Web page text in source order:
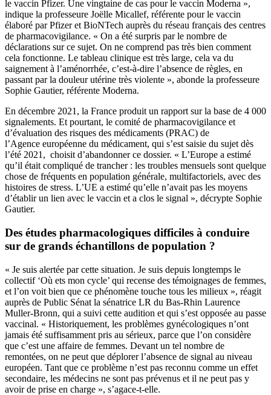
le vaccin Pfizer. Une vingtaine de cas pour le vaccin Moderna »,
indique la professeure Joëlle Micallef, référente pour le vaccin
élaboré par Pfizer et BioNTech auprès du réseau français des centres
de pharmacovigilance. « On a été surpris par le nombre de
déclarations sur ce sujet. On ne comprend pas très bien comment
cela fonctionne. Le tableau clinique est très large, cela va du
saignement à l’aménorrhée, c’est-à-dire l’absence de règles, en
passant par la douleur utérine très violente », abonde la professeure
Sophie Gautier, référente Moderna.
En décembre 2021, la France produit un rapport sur la base de 4 000
signalements. Et pourtant, le comité de pharmacovigilance et
d’évaluation des risques des médicaments (PRAC) de
l’Agence européenne du médicament, qui s’est saisie du sujet dès
l’été 2021, choisit d’abandonner ce dossier. « L’Europe a estimé
qu’il était compliqué de trancher : les troubles mensuels sont quelque
chose de fréquents en population générale, multifactoriels, avec des
histoires de stress. L’UE a estimé qu’elle n’avait pas les moyens
d’établir un lien avec le vaccin et a clos le signal », décrypte Sophie
Gautier.
Des études pharmacologiques difficiles à conduire
sur de grands échantillons de population ?
« Je suis alertée par cette situation. Je suis depuis longtemps le
collectif ‘Où ets mon cycle’ qui recense des témoignages de femmes,
et l’on voit bien que ce phénomène touche tous les milieux », réagit
auprès de Public Sénat la sénatrice LR du Bas-Rhin Laurence
Muller-Bronn, qui a suivi cette audition et qui s’est opposée au passe
vaccinal. « Historiquement, les problèmes gynécologiques n’ont
jamais été suffisamment pris au sérieux, parce que l’on considère
que c’est une affaire de femmes. Devant un tel nombre de
remontées, on ne peut que déplorer l’absence de signal au niveau
européen. Tant que ce problème n’est pas reconnu comme un effet
secondaire, les médecins ne sont pas prévenus et il ne peut pas y
avoir de prise en charge », s’agace-t-elle.